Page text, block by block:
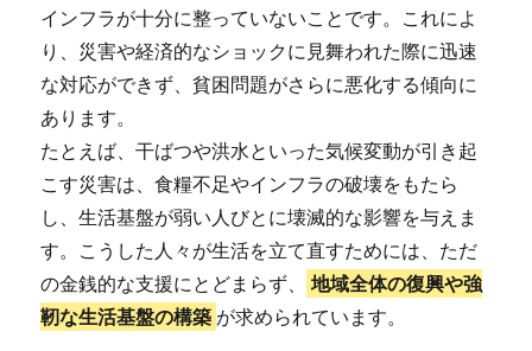
インフラが十分に整っていないことです。これによ
り、災害や経済的なショックに見舞われた際に迅速
な対応ができず、貧困問題がさらに悪化する傾向に
あります。
たとえば、干ばつや洪水といった気候変動が引き起
こす災害は、食糧不足やインフラの破壊をもたら
し、生活基盤が弱い人びとに壊滅的な影響を与えま
す。こうした人々が生活を立て直すためには、ただ
の金銭的な支援にとどまらず、
地域全体の復興や強
靭な生活基盤の構築 が求められています。